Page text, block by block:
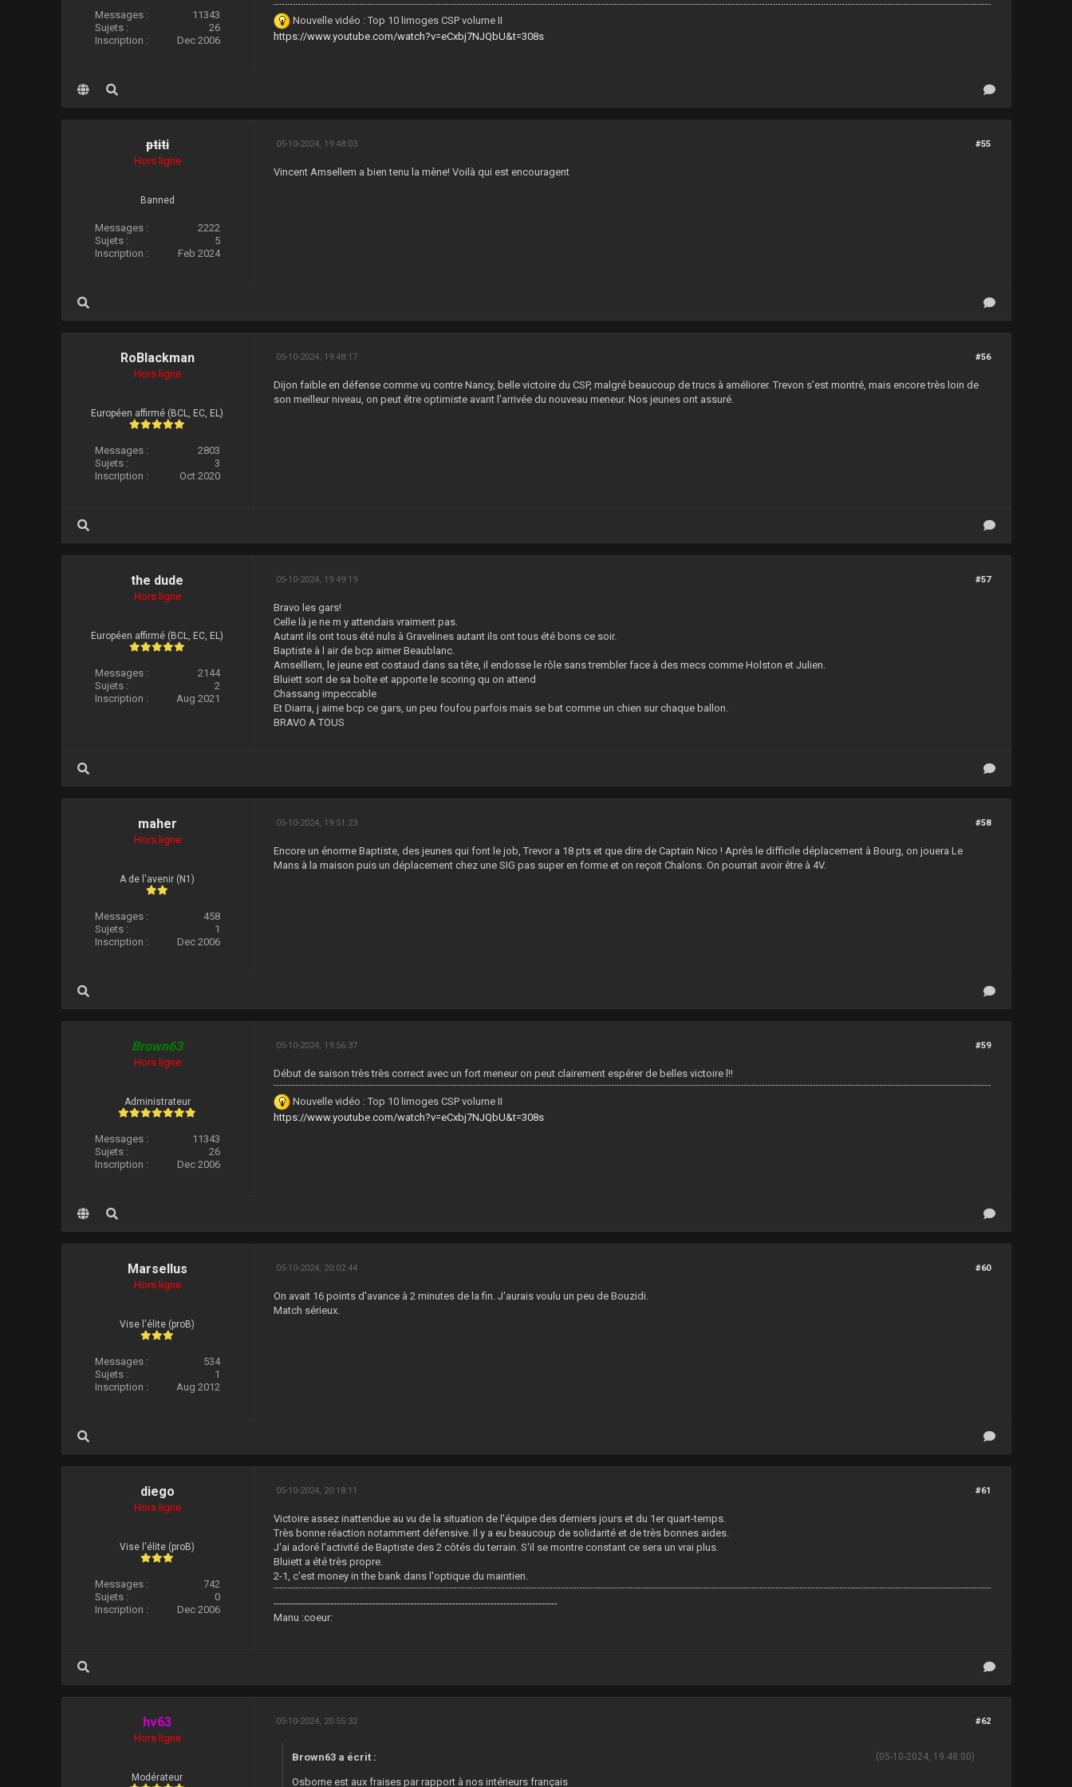
Messages :
11343
Sujets :
26
Inscription :
Dec 2006
Nouvelle vidéo : Top 10 limoges CSP volume II
https://www.youtube.com/watch?v=eCxbj7NJQbU&t=308s
ptiti
Hors ligne
Banned
Messages :
2222
Sujets :
5
Inscription :
Feb 2024
#55
05-10-2024, 19:48:03
Vincent Amsellem a bien tenu la mène! Voilà qui est encouragent
RoBlackman
Hors ligne
Européen affirmé (BCL, EC, EL)
Messages :
2803
Sujets :
3
Inscription :
Oct 2020
#56
05-10-2024, 19:48:17
Dijon faible en défense comme vu contre Nancy, belle victoire du CSP, malgré beaucoup de trucs à améliorer. Trevon s'est montré, mais encore très loin de
son meilleur niveau, on peut être optimiste avant l'arrivée du nouveau meneur. Nos jeunes ont assuré.
the dude
Hors ligne
Européen affirmé (BCL, EC, EL)
Messages :
2144
Sujets :
2
Inscription :
Aug 2021
#57
05-10-2024, 19:49:19
Bravo les gars!
Celle là je ne m y attendais vraiment pas.
Autant ils ont tous été nuls à Gravelines autant ils ont tous été bons ce soir.
Baptiste à l air de bcp aimer Beaublanc.
Amselllem, le jeune est costaud dans sa tête, il endosse le rôle sans trembler face à des mecs comme Holston et Julien.
Bluiett sort de sa boîte et apporte le scoring qu on attend
Chassang impeccable
Et Diarra, j aime bcp ce gars, un peu foufou parfois mais se bat comme un chien sur chaque ballon.
BRAVO A TOUS
maher
Hors ligne
A de l'avenir (N1)
Messages :
458
Sujets :
1
Inscription :
Dec 2006
#58
05-10-2024, 19:51:23
Encore un énorme Baptiste, des jeunes qui font le job, Trevor a 18 pts et que dire de Captain Nico ! Après le difficile déplacement à Bourg, on jouera Le
Mans à la maison puis un déplacement chez une SIG pas super en forme et on reçoit Chalons. On pourrait avoir être à 4V.
Brown63
Hors ligne
Administrateur
Messages :
11343
Sujets :
26
Inscription :
Dec 2006
#59
05-10-2024, 19:56:37
Début de saison très très correct avec un fort meneur on peut clairement espérer de belles victoire l!!
Nouvelle vidéo : Top 10 limoges CSP volume II
https://www.youtube.com/watch?v=eCxbj7NJQbU&t=308s
Marsellus
Hors ligne
Vise l'élite (proB)
Messages :
534
Sujets :
1
Inscription :
Aug 2012
#60
05-10-2024, 20:02:44
On avait 16 points d'avance à 2 minutes de la fin. J'aurais voulu un peu de Bouzidi.
Match sérieux.
diego
Hors ligne
Vise l'élite (proB)
Messages :
742
Sujets :
0
Inscription :
Dec 2006
#61
05-10-2024, 20:18:11
Victoire assez inattendue au vu de la situation de l'équipe des derniers jours et du 1er quart-temps.
Très bonne réaction notamment défensive. Il y a eu beaucoup de solidarité et de très bonnes aides.
J'ai adoré l'activité de Baptiste des 2 côtés du terrain. S'il se montre constant ce sera un vrai plus.
Bluiett a été très propre.
2-1, c'est money in the bank dans l'optique du maintien.
-----------------------------------------------------------------------------------------
Manu :coeur:
hv63
Hors ligne
Modérateur
#62
05-10-2024, 20:55:32
(05-10-2024, 19:48:00)
Brown63 a écrit :
Osborne est aux fraises par rapport à nos intérieurs français